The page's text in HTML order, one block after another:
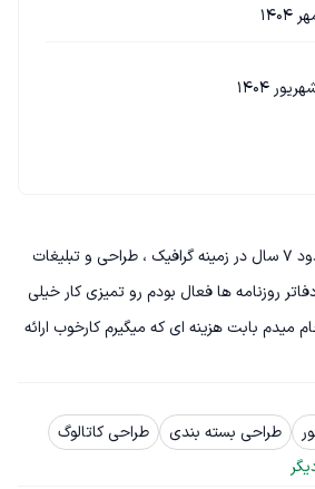
شیرین هستم گرافیست حدود ۷ سال در زمینه گرافیک ، طراحی و تبلیغات
روزنامه ها فعال بودم رو تمیزی کار خیلی
میدم بابت هزینه ای که میگیرم کارخوب ارائه
طراحی بسته بندی
طراحی کاتالوگ